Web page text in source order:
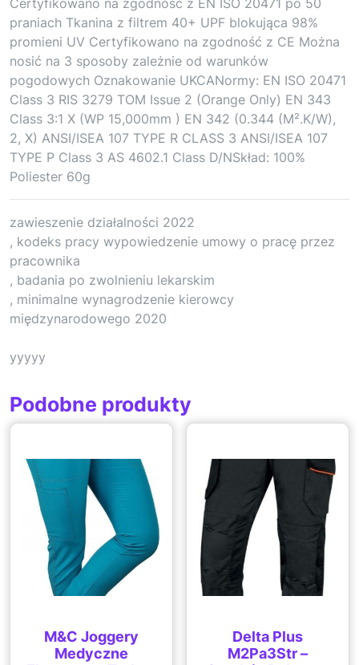
praniach Tkanina z filtrem 40+ UPF blokująca 98%
promieni UV Certyfikowano na zgodność z CE Można
nosić na 3 sposoby zależnie od warunków
pogodowych Oznakowanie UKCANormy: EN ISO 20471
Class 3 RIS 3279 TOM Issue 2 (Orange Only) EN 343
Class 3:1 X (WP 15,000mm ) EN 342 (0.344 (M².K/W),
2, X) ANSI/ISEA 107 TYPE R CLASS 3 ANSI/ISEA 107
TYPE P Class 3 AS 4602.1 Class D/NSkład: 100%
Poliester 60g
zawieszenie działalności 2022
, kodeks pracy wypowiedzenie umowy o pracę przez
pracownika
, badania po zwolnieniu lekarskim
, minimalne wynagrodzenie kierowcy
międzynarodowego 2020
yyyyy
Podobne produkty
M&C Joggery
Medyczne
Delta Plus
M2Pa3Str –